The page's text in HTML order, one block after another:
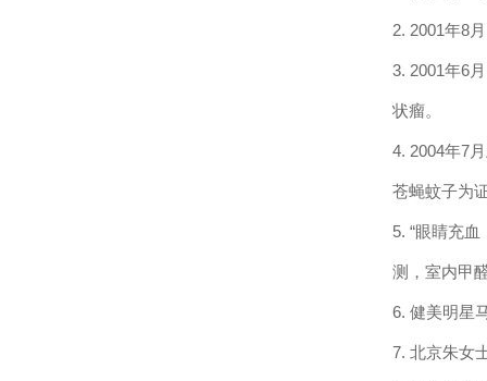
2. 2001年8
3. 2001年6月
状瘤。
4. 2004年7
苍蝇蚊子为
5. “眼睛充血
测，室内甲
6.健美明星
7.北京朱女